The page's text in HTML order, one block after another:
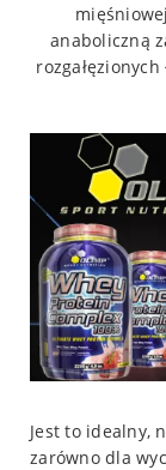
anaboliczną
Jest to idealny,
zarówno dla